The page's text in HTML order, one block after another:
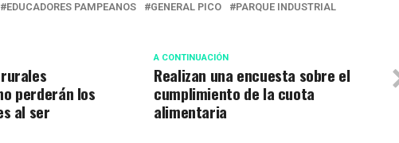
EDUCADORES PAMPEANOS GENERAL PICO
PARQUE INDUSTRIAL
A CONTINUACIÓN
Realizan una encuesta sobre el
cumplimiento de la cuota
alimentaria
perderán los
al ser